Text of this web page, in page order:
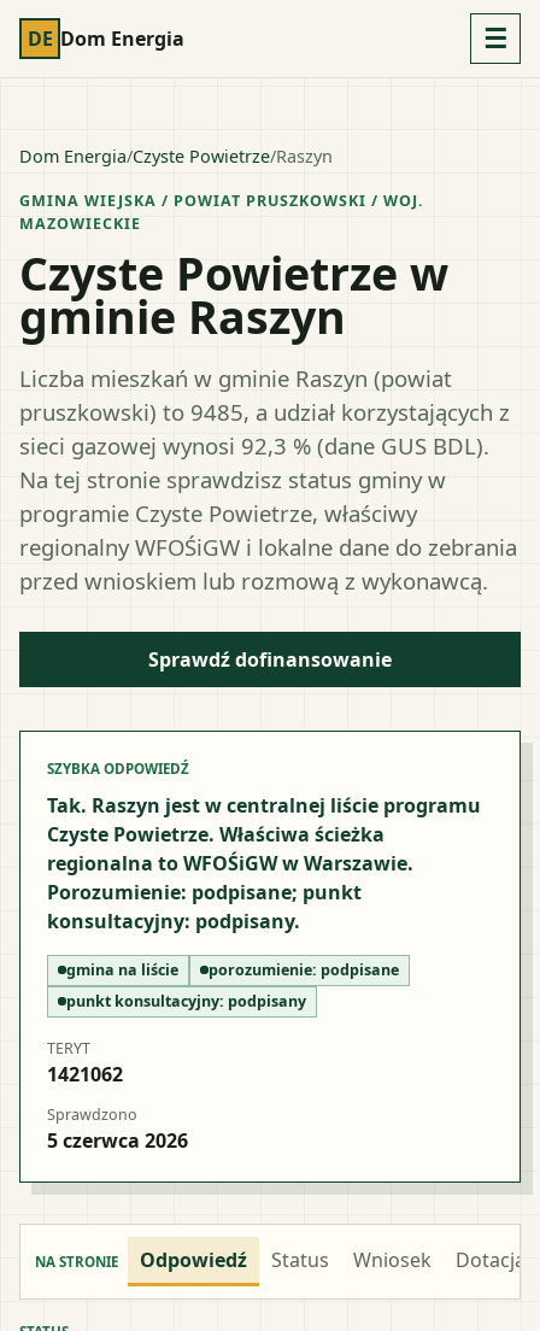
DE Dom Energia ☰
Dom Energia/Czyste Powietrze/Raszyn
GMINA WIEJSKA / POWIAT PRUSZKOWSKI / WOJ.
MAZOWIECKIE
Czyste Powietrze w
gminie Raszyn
Liczba mieszkań w gminie Raszyn (powiat
pruszkowski) to 9485, a udział korzystających z
sieci gazowej wynosi 92,3 % (dane GUS BDL).
Na tej stronie sprawdzisz status gminy w
programie Czyste Powietrze, właściwy
regionalny WFOŚiGW i lokalne dane do zebrania
przed wnioskiem lub rozmową z wykonawcą.
Sprawdź dofinansowanie
SZYBKA ODPOWIEDŹ
Tak. Raszyn jest w centralnej liście programu
Czyste Powietrze. Właściwa ścieżka
regionalna to WFOŚiGW w Warszawie.
Porozumienie: podpisane; punkt
konsultacyjny: podpisany.
gmina na liście porozumienie: podpisane
punkt konsultacyjny: podpisany
TERYT
1421062
Sprawdzono
5 czerwca 2026
NA STRONIE Odpowiedź Status Wniosek Dotacja